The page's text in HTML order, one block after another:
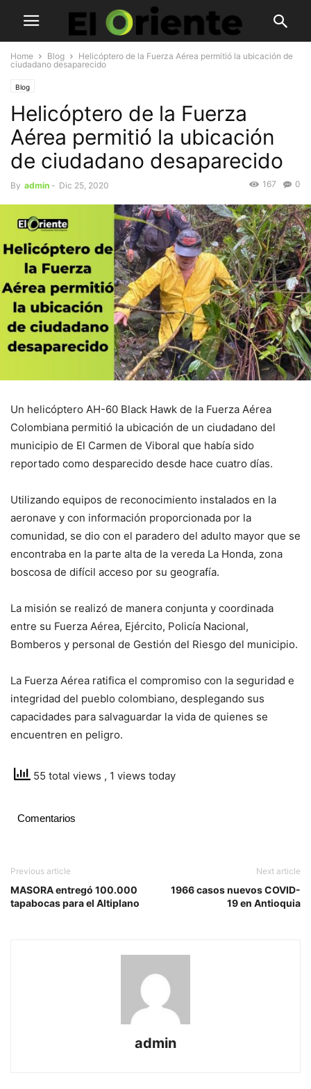
Home Blog
Helicóptero de la Fuerza Aérea permitió la ubicación de
ciudadano desaparecido
Blog
Helicóptero de la Fuerza
Aérea permitió la ubicación
de ciudadano desaparecido
By admin - Dic 25, 2020 0
167
Un helicóptero AH-60 Black Hawk de la Fuerza Aérea
Colombiana permitió la ubicación de un ciudadano del
municipio de El Carmen de Viboral que había sido
reportado como desparecido desde hace cuatro días.
Utilizando equipos de reconocimiento instalados en la
aeronave y con información proporcionada por la
comunidad, se dio con el paradero del adulto mayor que se
encontraba en la parte alta de la vereda La Honda, zona
boscosa de difícil acceso por su geografía.
La misión se realizó de manera conjunta y coordinada
entre su Fuerza Aérea, Ejército, Policía Nacional,
Bomberos y personal de Gestión del Riesgo del municipio.
La Fuerza Aérea ratifica el compromiso con la seguridad e
integridad del pueblo colombiano, desplegando sus
capacidades para salvaguardar la vida de quienes se
encuentren en peligro.
55 total views , 1 views today
Comentarios
Previous article
MASORA entregó 100.000
tapabocas para el Altiplano
Next article
1966 casos nuevos COVID-
19 en Antioquia
admin